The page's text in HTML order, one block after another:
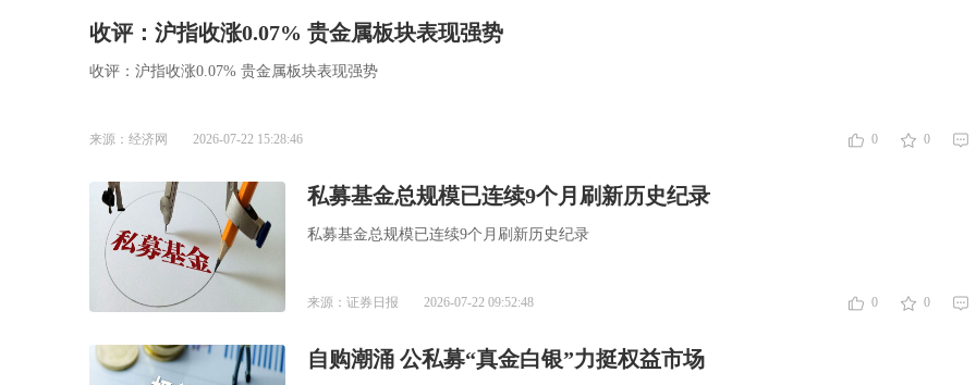
收评：沪指收涨0.07% 贵金属板块表现强势
收评：沪指收涨0.07% 贵金属板块表现强势
来源：经济网 2026-07-22 15:28:46 0 0
私募基金总规模已连续9个月刷新历史纪录
私募基金总规模已连续9个月刷新历史纪录
来源：证券日报 2026-07-22 09:52:48 0 0
自购潮涌 公私募“真金白银”力挺权益市场